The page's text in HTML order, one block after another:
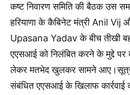
कष्ट निवारण समिति की बैठक उस
हरियाणा के कैबिनेट मंत्री Anil
Upasana Yadav के बीच तीखी
एएसआई को निलंबित करने के मुद्दे पर
लेकर मतभेद खुलकर सामने
संबंधित एएसआई के खिलाफ कार्रवाई